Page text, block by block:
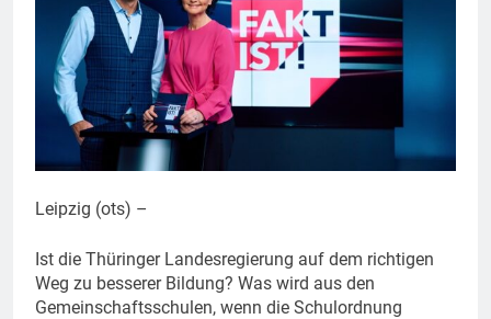
Leipzig (ots) –
Ist die Thüringer Landesregierung auf dem richtigen
Weg zu besserer Bildung? Was wird aus den
Gemeinschaftsschulen, wenn die Schulordnung